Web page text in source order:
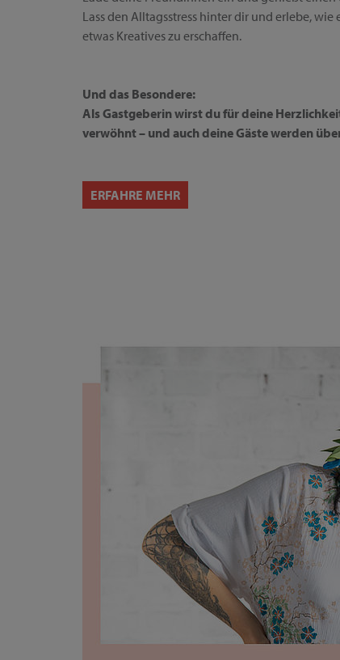
Lass den Alltagsstress hinter dir und erlebe, wie
etwas Kreatives zu erschaffen.
Und das Besondere:
Als Gastgeberin wirst du für deine
verwöhnt – und auch deine Gäste werden
ERFAHRE MEHR